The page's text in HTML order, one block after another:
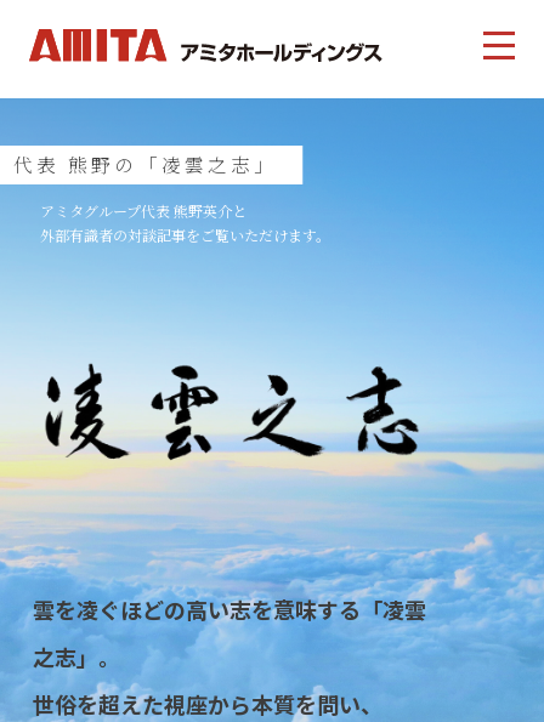
代表 熊野の「凌雲之志」
アミタグループ代表 熊野英介と
外部有識者の対談記事をご覧いただけます。
雲を凌ぐほどの高い志を意味する「凌雲
之志」。
世俗を超えた視座から本質を問い、